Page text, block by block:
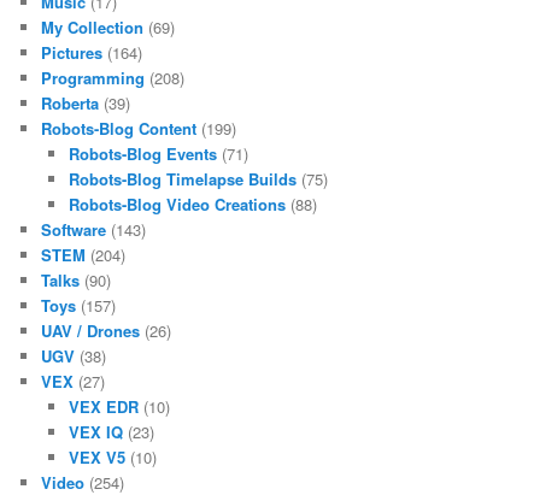
My Collection (69)
Pictures (164)
Programming (208)
Roberta (39)
Robots-Blog Content (199)
Robots-Blog Events(71)
Robots-Blog Timelapse Builds(75)
Robots-Blog Video Creations(88)
Software (143)
STEM (204)
Talks (90)
Toys (157)
UAV / Drones (26)
UGV (38)
VEX (27)
VEX EDR(10)
VEX IQ(23)
VEX V5(10)
Video (254)